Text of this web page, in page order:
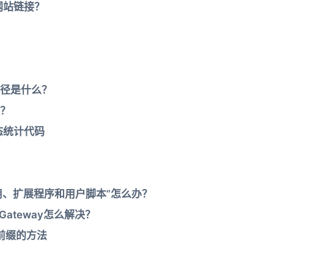
链接？
是什么？
计代码
扩展程序和用户脚本”怎么办？
怎么解决？
缀的方法